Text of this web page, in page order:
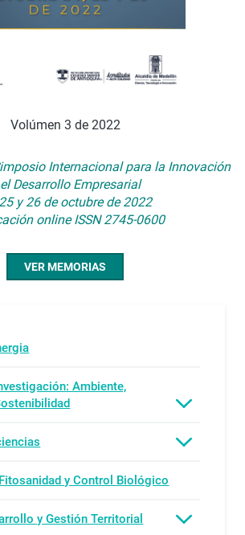
Volúmen 3 de 2022
Internacional para la Innovación
Desarrollo Empresarial
y 26 de octubre de 2022
online ISSN 2745-0600
VER MEMORIAS
Ambiente,
y Control Biológico
y Gestión Territorial